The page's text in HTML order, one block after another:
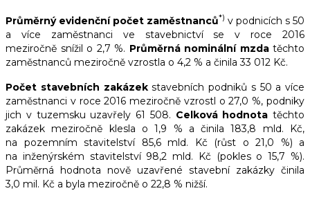
Průměrný evidenční počet zaměstnanců*) v podnicích s 50
a více zaměstnanci ve stavebnictví se v roce 2016
meziročně snížil o 2,7 %. Průměrná nominální mzdatěchto
zaměstnanců meziročně vzrostla o 4,2 % a činila 33 012 Kč.
Počet stavebních zakázekstavebních podniků s 50 a více
zaměstnanci v roce 2016 meziročně vzrostl o 27,0 %, podniky
jich v tuzemsku uzavřely 61 508. Celková hodnota těchto
zakázek meziročně klesla o 1,9 % a činila 183,8 mld. Kč,
na pozemním stavitelství 85,6 mld. Kč (růst o 21,0 %) a
na inženýrském stavitelství 98,2 mld. Kč (pokles o 15,7 %).
Průměrná hodnota nově uzavřené stavební zakázky činila
3,0 mil. Kč a byla meziročně o 22,8 % nižší.